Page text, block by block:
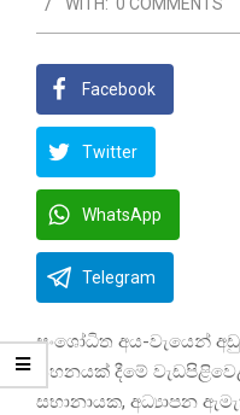
Facebook
Twitter
WhatsApp
Telegram
සංශෝධිත අය-වැයෙන්
සහනයක් දීමේ
සභානායක, අධ්‍යාපන